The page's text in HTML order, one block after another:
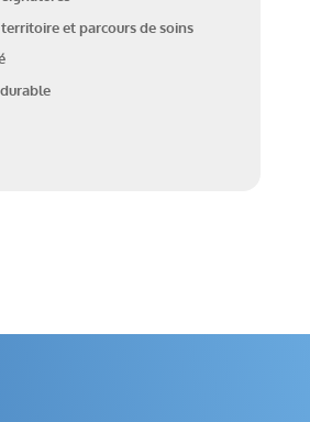
et parcours de soins